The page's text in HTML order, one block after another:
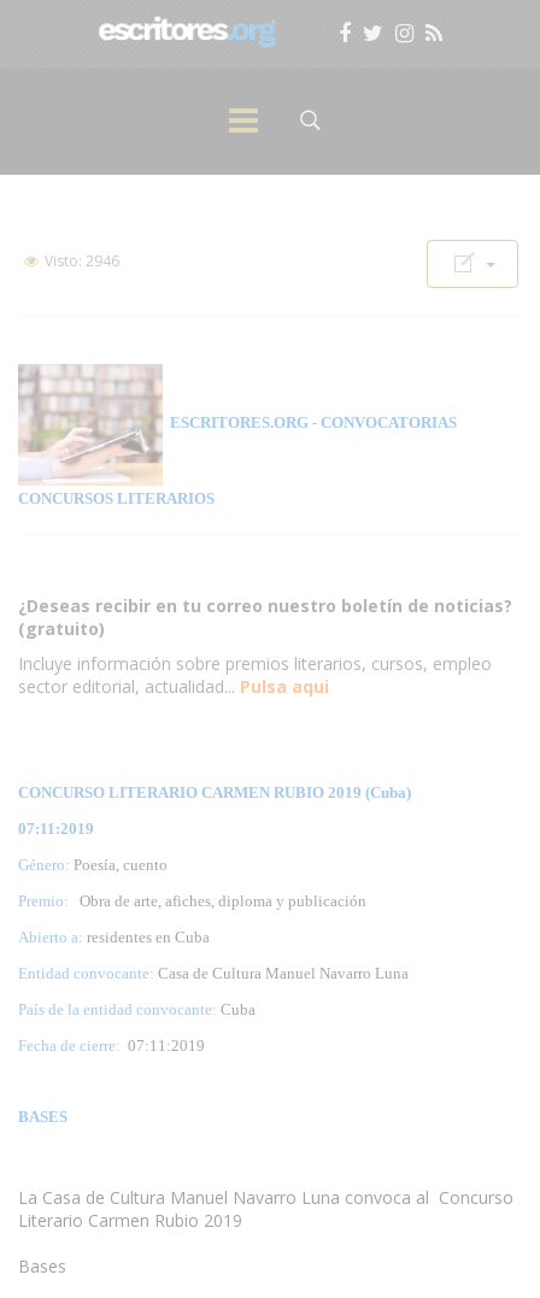
Visto: 2946
ESCRITORES.ORG - CONVOCATORIAS
CONCURSOS LITERARIOS
¿Deseas recibir en tu correo nuestro boletín de noticias?
(gratuito)
Incluye información sobre premios literarios, cursos, empleo
sector editorial, actualidad... Pulsa aqui
CONCURSO LITERARIO CARMEN RUBIO 2019 (Cuba)
07:11:2019
Género: Poesía, cuento
Premio:
Obra de arte, afiches, diploma y publicación
Abierto a: residentes en Cuba
Entidad convocante: Casa de Cultura Manuel Navarro Luna
País de la entidad convocante: Cuba
Fecha de cierre: 07:11:2019
BASES
La Casa de Cultura Manuel Navarro Luna convoca al Concurso
Literario Carmen Rubio 2019
Bases